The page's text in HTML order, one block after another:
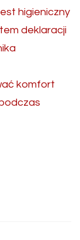
higieniczny
deklaracji
komfort